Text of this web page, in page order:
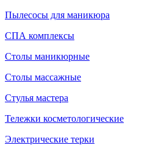
Пылесосы для маникюра
СПА комплексы
Столы маникюрные
Столы массажные
Стулья мастера
Тележки косметологические
Электрические терки